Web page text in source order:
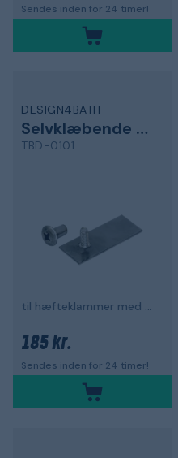
Sendes inden for 24 timer!
DESIGN4BATH
Selvklæbende plade
TBD-0101
til hæfteklammer med enkelt rør, 10-pak
185 kr.
Sendes inden for 24 timer!